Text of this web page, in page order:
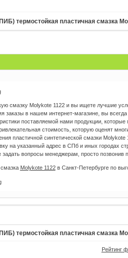
термостойкая пластичная смазка
смазку Molykote 1122 и вы ищете лучшие
в нашем интернет-магазине, вы всегда
поставляемой нами продукции, которые
стоимость, которую оценят
пластичной синтетической смазки
на указанный адрес в СПб и иных городах
вопросы менеджерам, просто позвонив
Molykote 1122в Санкт-Петербурге по
термостойкая пластичная смазка
Рейтинг